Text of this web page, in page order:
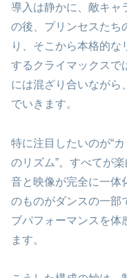
導入は静かに、敵キャ
の後、プリンセスたち
り、そこから本格的な
するクライマックスで
には混ざり合いながら
でいきます。
特に注目したいのが“
のリズム”。すべてが
音と映像が完全に一体
のものがダンスの一部
ブパフォーマンスを体
ます。